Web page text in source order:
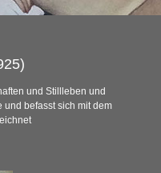
und Stillleben und
und befasst sich mit dem